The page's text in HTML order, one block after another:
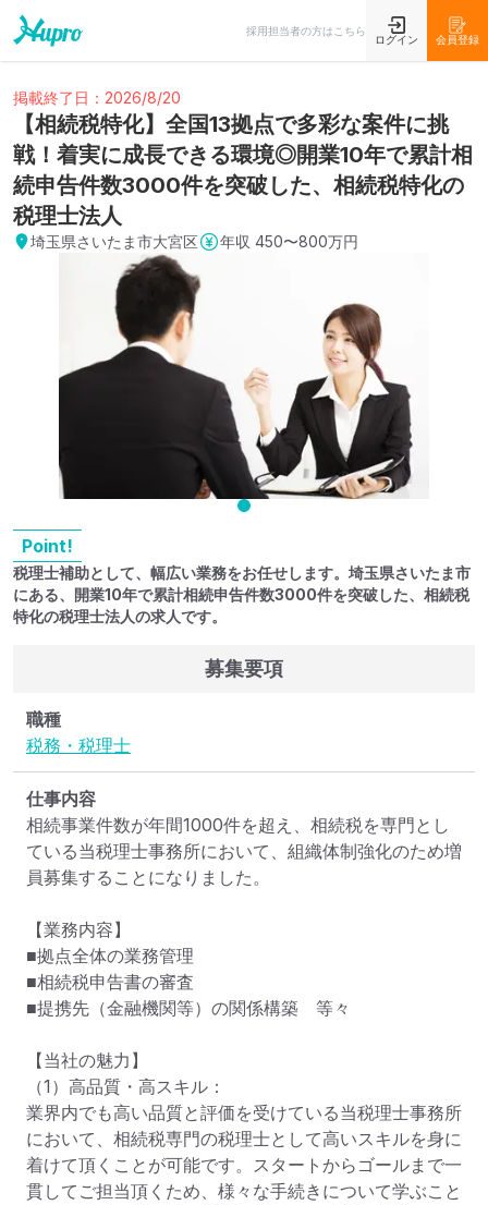
採用担当者の方はこちら
ログイン 会員登録
掲載終了日：2026/8/20
【相続税特化】全国13拠点で多彩な案件に挑
戦！着実に成長できる環境◎開業10年で累計相
続申告件数3000件を突破した、相続税特化の
税理士法人
埼玉県さいたま市大宮区 年収 450〜800万円
Point!
税理士補助として、幅広い業務をお任せします。埼玉県さいたま市
にある、開業10年で累計相続申告件数3000件を突破した、相続税
特化の税理士法人の求人です。
募集要項
職種
税務・税理士
仕事内容
相続事業件数が年間1000件を超え、相続税を専門とし
ている当税理士事務所において、組織体制強化のため増
員募集することになりました。
【業務内容】
■拠点全体の業務管理
■相続税申告書の審査
■提携先（金融機関等）の関係構築　等々
【当社の魅力】
（1）高品質・高スキル：
業界内でも高い品質と評価を受けている当税理士事務所
において、相続税専門の税理士として高いスキルを身に
着けて頂くことが可能です。スタートからゴールまで一
貫してご担当頂くため、様々な手続きについて学ぶこと